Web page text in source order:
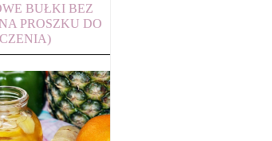
BUŁKI BEZ
PROSZKU DO